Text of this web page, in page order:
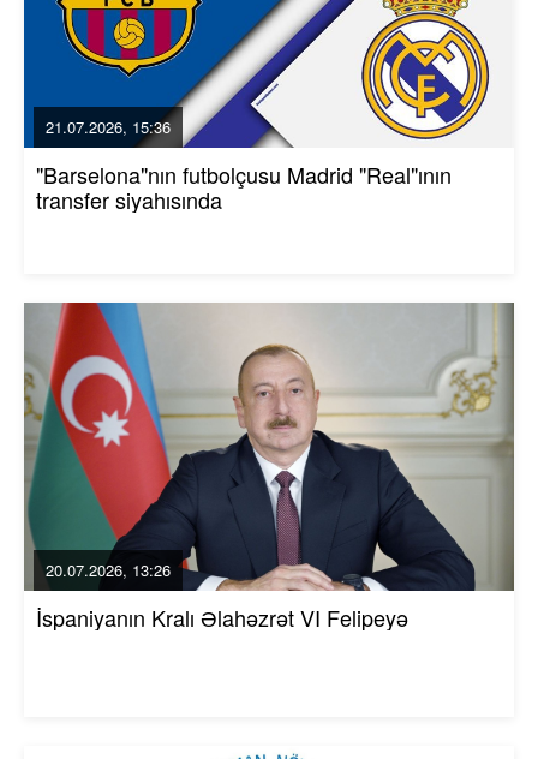
21.07.2026, 15:36
"Barselona"nın futbolçusu Madrid "Real"ının
transfer siyahısında
20.07.2026, 13:26
İspaniyanın Kralı Əlahəzrət VI Felipeyə